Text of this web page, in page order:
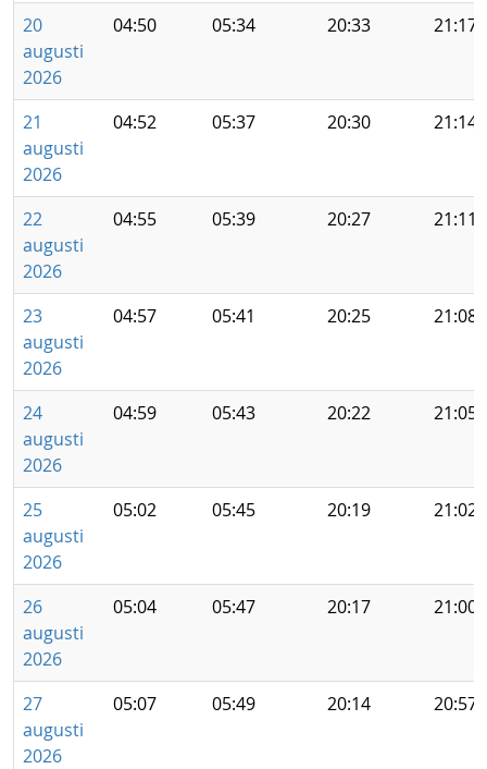
20
augusti
2026
04:50 05:34 20:33 21:17
21
augusti
2026
04:52 05:37 20:30 21:14
22
augusti
2026
04:55 05:39 20:27 21:11
23
augusti
2026
04:57 05:41 20:25 21:08
24
augusti
2026
04:59 05:43 20:22 21:05
25
augusti
2026
05:02 05:45 20:19 21:02
26
augusti
2026
05:04 05:47 20:17 21:00
27
augusti
2026
05:07 05:49 20:14 20:57